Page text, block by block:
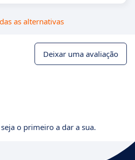
as alternativas
Deixar uma avaliação
o primeiro a dar a sua.